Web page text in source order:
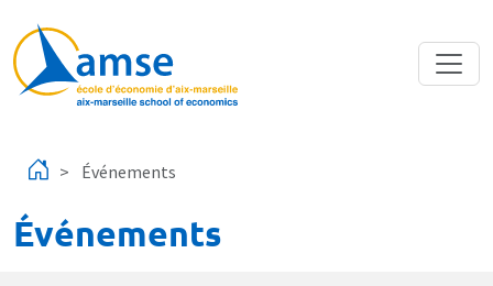
Événements
Événements